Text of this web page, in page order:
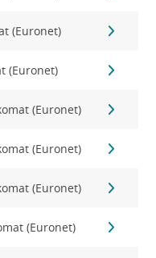
(Euronet)
(Euronet)
(Euronet)
(Euronet)
(Euronet)
(Euronet)